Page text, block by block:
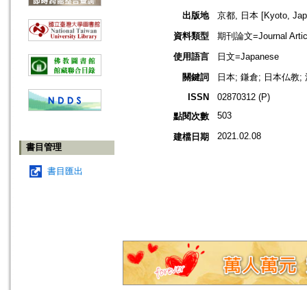
書目管理
書目匯出
出版地
京都, 日本 [Kyoto,
資料類型
期刊論文=Journal
使用語言
日文=Japanese
關鍵詞
日本; 鎌倉; 日本仏教;
ISSN
02870312 (P)
點閱次數
503
建檔日期 2021.02.08